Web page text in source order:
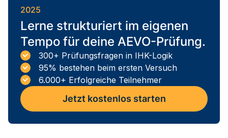
2025
Lerne strukturiert im eigenen
Tempo für deine AEVO-Prüfung.
300+ Prüfungsfragen in IHK-Logik
95% bestehen beim ersten Versuch
6.000+ Erfolgreiche Teilnehmer
Jetzt kostenlos starten